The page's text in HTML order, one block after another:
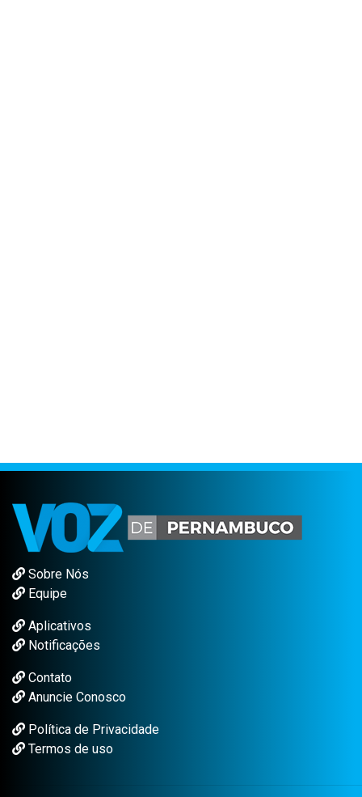
Sobre Nós
Equipe
Aplicativos
Notificações
Contato
Anuncie Conosco
Política de Privacidade
Termos de uso